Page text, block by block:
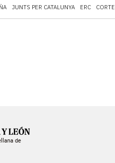
JUNTS PER CATALUNYA ERC
de